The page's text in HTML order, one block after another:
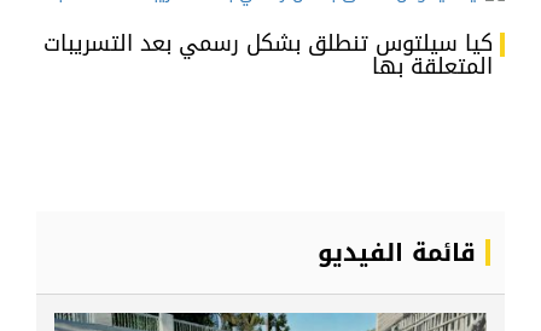
كيا سيلتوس تنطلق بشكل رسمي بعد التسريبات
المتعلقة بها
قائمة الفيديو